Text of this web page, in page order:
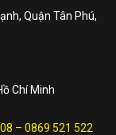
Quận Tân Phú,
Chí Minh
– 0869 521 522